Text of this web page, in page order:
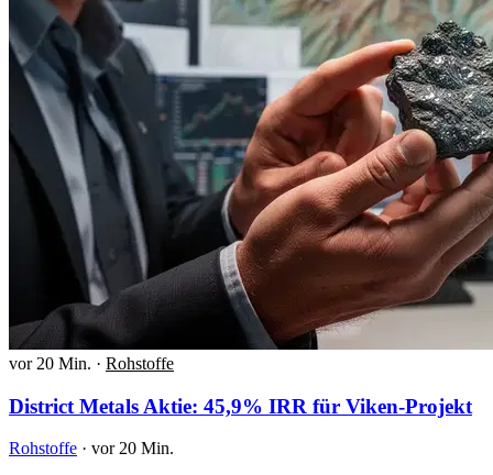
vor 20 Min. · Rohstoffe
District Metals Aktie: 45,9% IRR für Viken-Projekt
Rohstoffe · vor 20 Min.